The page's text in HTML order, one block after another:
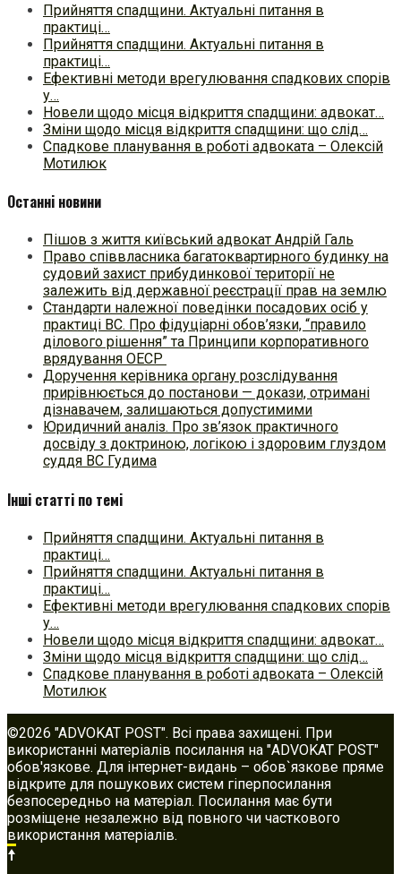
Прийняття спадщини. Актуальні питання в
практиці…
Прийняття спадщини. Актуальні питання в
практиці…
Ефективні методи врегулювання спадкових спорів
у…
Новели щодо місця відкриття спадщини: адвокат…
Зміни щодо місця відкриття спадщини: що слід…
Спадкове планування в роботі адвоката – Олексій
Мотилюк
Останні новини
Пішов з життя київський адвокат Андрій Галь
Право співвласника багатоквартирного будинку на
судовий захист прибудинкової території не
залежить від державної реєстрації прав на землю
Стандарти належної поведінки посадових осіб у
практиці ВC. Про фідуціарні обов’язки, “правило
ділового рішення” та Принципи корпоративного
врядування ОЕСР
Доручення керівника органу розслідування
прирівнюється до постанови — докази, отримані
дізнавачем, залишаються допустимими
Юридичний аналіз. Про зв’язок практичного
досвіду з доктриною, логікою і здоровим глуздом
суддя ВС Гудима
Інші статті по темі
Прийняття спадщини. Актуальні питання в
практиці…
Прийняття спадщини. Актуальні питання в
практиці…
Ефективні методи врегулювання спадкових спорів
у…
Новели щодо місця відкриття спадщини: адвокат…
Зміни щодо місця відкриття спадщини: що слід…
Спадкове планування в роботі адвоката – Олексій
Мотилюк
©2026 "ADVOKAT POST". Всі права захищені. При
використанні матеріалів посилання на "ADVOKAT POST"
обов'язкове. Для інтернет-видань – обов`язкове пряме
відкрите для пошукових систем гіперпосилання
безпосередньо на матеріал. Посилання має бути
розміщене незалежно від повного чи часткового
використання матеріалів.